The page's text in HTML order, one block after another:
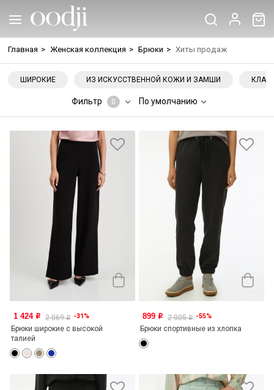
Главная > Женская коллекция > Брюки > Хиты продаж
ШИРОКИЕ ИЗ ИСКУССТВЕННОЙ КОЖИ И ЗАМШИ
Фильтр 0 По умолчанию
1 424 o 2 069o -31%
Брюки широкие с высокой
талией
899 o 2 005o -55%
Брюки спортивные из хлопка